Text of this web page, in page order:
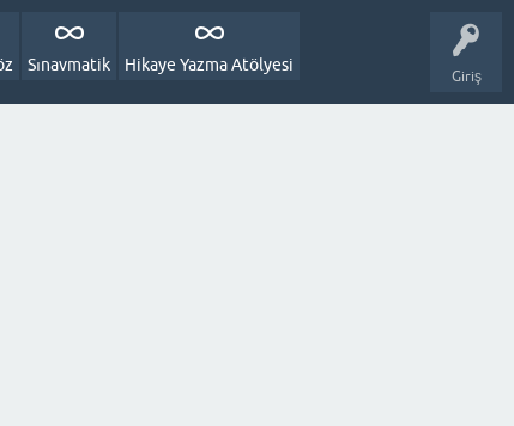
Giriş
Sınavmatik Hikaye Yazma Atölyesi